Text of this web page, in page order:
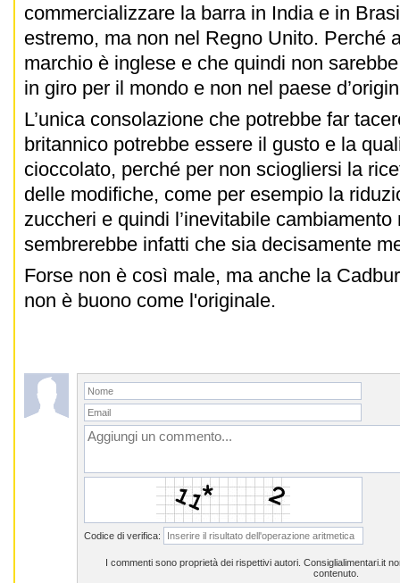
commercializzare la barra in India e in
estremo, ma non nel Regno Unito. Perché
marchio è inglese e che quindi non
in giro per il mondo e non nel paese
L’unica consolazione che potrebbe far
britannico potrebbe essere il gusto e la
cioccolato, perché per non sciogliersi la
delle modifiche, come per esempio la
zuccheri e quindi l’inevitabile cambiamento
sembrerebbe infatti che sia decisamente
Forse non è così male, ma anche la
non è buono come l'originale.
Codice di verifica:
I commenti sono proprietà dei rispettivi autori. Consiglialimentari.it
contenuto.